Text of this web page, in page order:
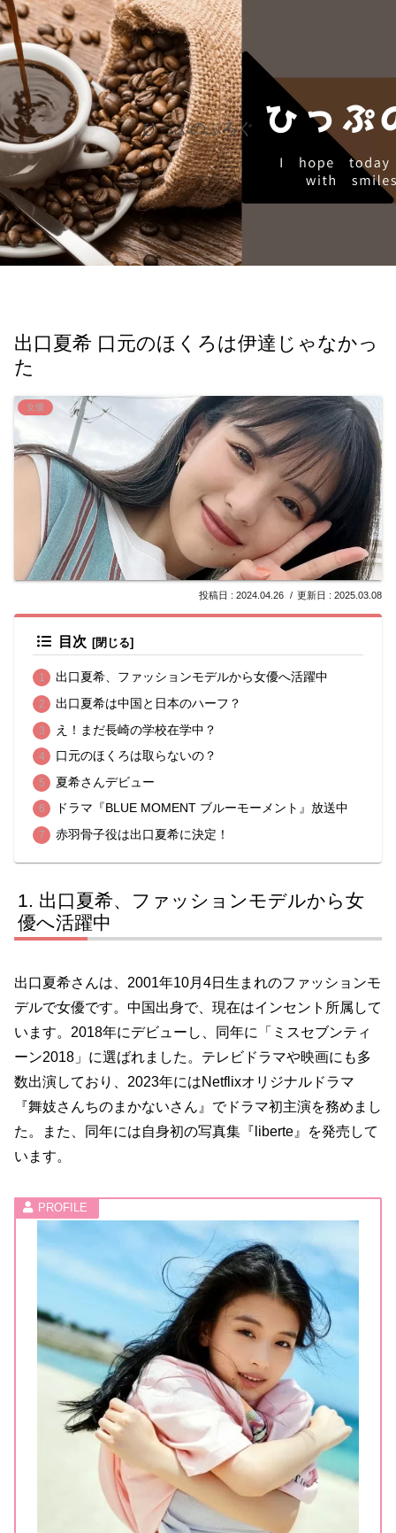
ひっぷのぶろぐ
出口夏希 口元のほくろは伊達じゃなかっ
た
女優
2024.04.26 2025.03.08
目次
出口夏希、ファッションモデルから女優へ活躍中
出口夏希は中国と日本のハーフ？
え！まだ長崎の学校在学中？
口元のほくろは取らないの？
夏希さんデビュー
ドラマ『BLUE MOMENT ブルーモーメント』放送中
赤羽骨子役は出口夏希に決定！
出口夏希、ファッションモデルから女
優へ活躍中
出口夏希さんは、2001年10月4日生まれのファッションモ
デルで女優です。中国出身で、現在はインセント所属して
います。2018年にデビューし、同年に「ミスセブンティ
ーン2018」に選ばれました。テレビドラマや映画にも多
数出演しており、2023年にはNetflixオリジナルドラマ
『舞妓さんちのまかないさん』でドラマ初主演を務めまし
た。また、同年には自身初の写真集『liberte』を発売して
います。